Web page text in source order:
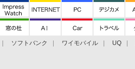
ソフトバンク ワイモバイル UQ